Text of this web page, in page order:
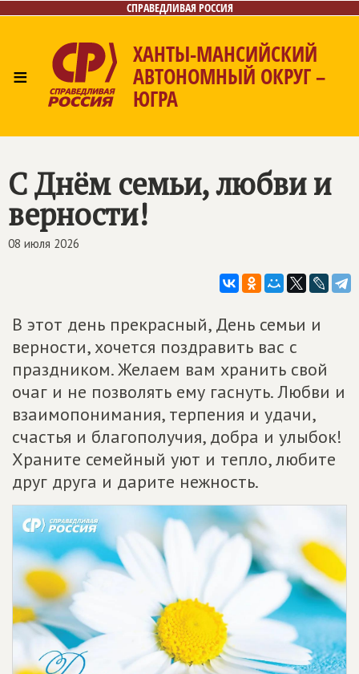
СПРАВЕДЛИВАЯ РОССИЯ
≡
ХАНТЫ-МАНСИЙСКИЙ
АВТОНОМНЫЙ ОКРУГ –
ЮГРА
С Днём семьи, любви и
верности!
08 июля 2026
В этот день прекрасный, День семьи и
верности, хочется поздравить вас с
праздником. Желаем вам хранить свой
очаг и не позволять ему гаснуть. Любви и
взаимопонимания, терпения и удачи,
счастья и благополучия, добра и улыбок!
Храните семейный уют и тепло, любите
друг друга и дарите нежность.